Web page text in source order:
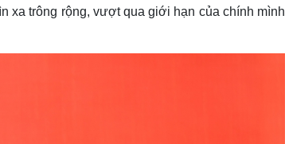
xa trông rộng, vượt qua giới hạn của chính mình